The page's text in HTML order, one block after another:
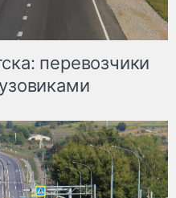
перевозчики